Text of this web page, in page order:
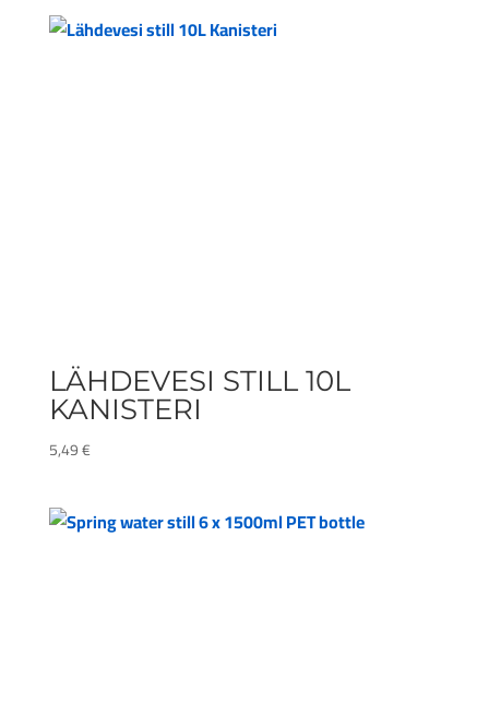
LÄHDEVESI STILL 10L
KANISTERI
5,49€